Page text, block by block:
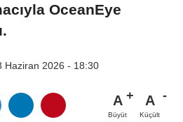
OceanEye
Haziran 2026 - 18:30
A
Büyüt
A
Küçült